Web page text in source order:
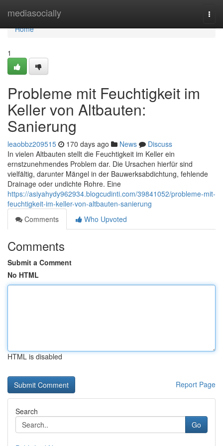
mediasocially
Home
Home
1
Probleme mit Feuchtigkeit im
Keller von Altbauten:
Sanierung
leaobbz209515 170 days ago News
Discuss
In vielen Altbauten stellt die Feuchtigkeit im Keller ein
ernstzunehmendes Problem dar. Die Ursachen hierfür sind
vielfältig, darunter Mängel in der Bauwerksabdichtung, fehlende
Drainage oder undichte Rohre. Eine
https://asiyahydy962934.blogcudinti.com/39841052/probleme-mit-
feuchtigkeit-im-keller-von-altbauten-sanierung
Comments
Who Upvoted
Comments
Submit a Comment
No HTML
HTML is disabled
Report Page
Search
Go